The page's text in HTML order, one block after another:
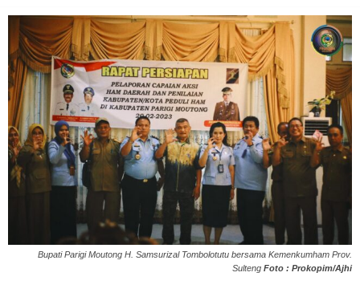
Bupati Parigi Moutong H. Samsurizal Tombolotutu bersama Kemenkumham Prov.
Sulteng Foto : Prokopim/Ajhi